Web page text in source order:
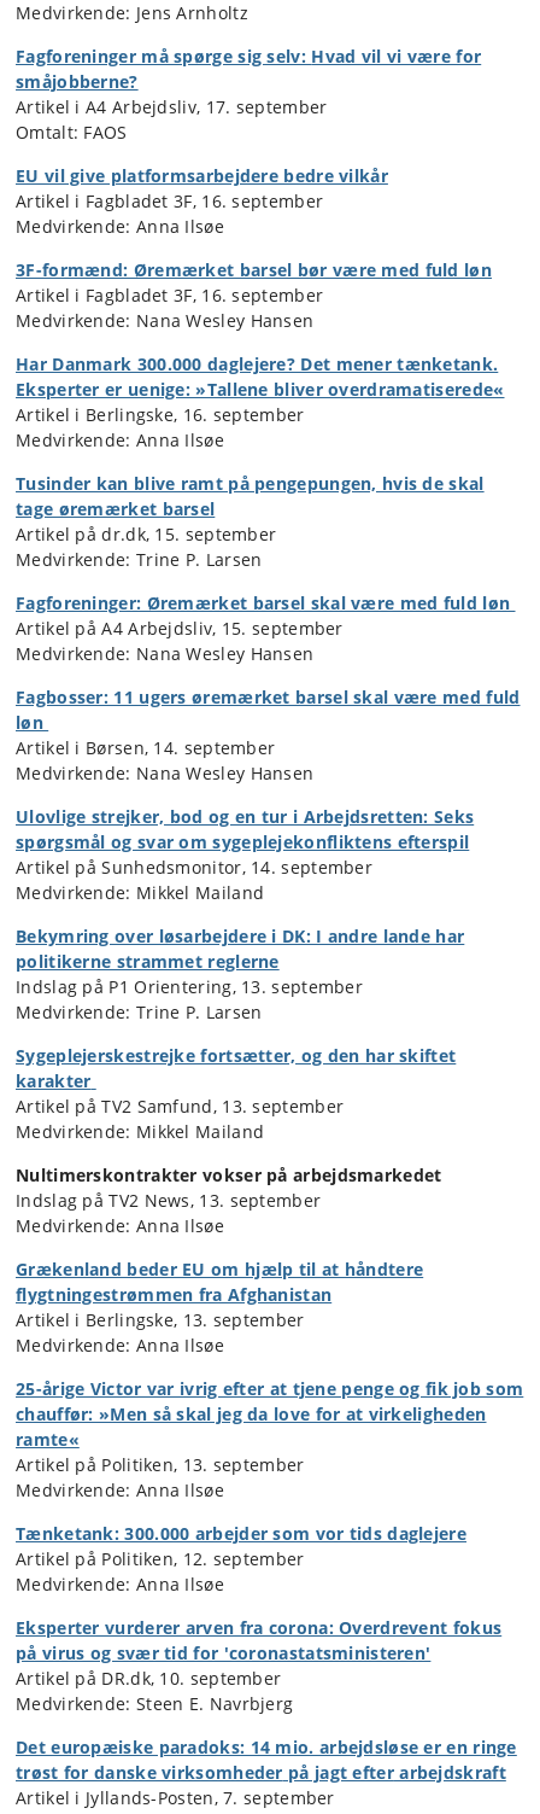
Medvirkende: Jens Arnholtz
Fagforeninger må spørge sig selv: Hvad vil vi være for
småjobberne?
Artikel i A4 Arbejdsliv, 17. september
Omtalt: FAOS
EU vil give platformsarbejdere bedre vilkår
Artikel i Fagbladet 3F, 16. september
Medvirkende: Anna Ilsøe
3F-formænd: Øremærket barsel bør være med fuld løn
Artikel i Fagbladet 3F, 16. september
Medvirkende: Nana Wesley Hansen
Har Danmark 300.000 daglejere? Det mener tænketank.
Eksperter er uenige: »Tallene bliver overdramatiserede«
Artikel i Berlingske, 16. september
Medvirkende: Anna Ilsøe
Tusinder kan blive ramt på pengepungen, hvis de skal
tage øremærket barsel
Artikel på dr.dk, 15. september
Medvirkende: Trine P. Larsen
Fagforeninger: Øremærket barsel skal være med fuld løn
Artikel på A4 Arbejdsliv, 15. september
Medvirkende: Nana Wesley Hansen
Fag­bos­ser: 11 ugers øre­mær­ket bar­sel skal være med fuld
løn
Artikel i Børsen, 14. september
Medvirkende: Nana Wesley Hansen
Ulovlige strejker, bod og en tur i Arbejdsretten: Seks
spørgsmål og svar om sygeplejekonfliktens efterspil
Artikel på Sunhedsmonitor, 14. september
Medvirkende: Mikkel Mailand
Bekymring over løsarbejdere i DK: I andre lande har
politikerne strammet reglerne
Indslag på P1 Orientering, 13. september
Medvirkende: Trine P. Larsen
Sygeplejerskestrejke fortsætter, og den har skiftet
karakter
Artikel på TV2 Samfund, 13. september
Medvirkende: Mikkel Mailand
Nultimerskontrakter vokser på arbejdsmarkedet
Indslag på TV2 News, 13. september
Medvirkende: Anna Ilsøe
Grækenland beder EU om hjælp til at håndtere
flygtningestrømmen fra Afghanistan
Artikel i Berlingske, 13. september
Medvirkende: Anna Ilsøe
25-årige Victor var ivrig efter at tjene penge og fik job som
chauffør: »Men så skal jeg da love for at virkeligheden
ramte«
Artikel på Politiken, 13. september
Medvirkende: Anna Ilsøe
Tænketank: 300.000 arbejder som vor tids daglejere
Artikel på Politiken, 12. september
Medvirkende: Anna Ilsøe
Eksperter vurderer arven fra corona: Overdrevent fokus
på virus og svær tid for 'coronastatsministeren'
Artikel på DR.dk, 10. september
Medvirkende: Steen E. Navrbjerg
Det europæiske paradoks: 14 mio. arbejdsløse er en ringe
trøst for danske virksomheder på jagt efterarbejdskraft
Artikel i Jyllands-Posten, 7. september